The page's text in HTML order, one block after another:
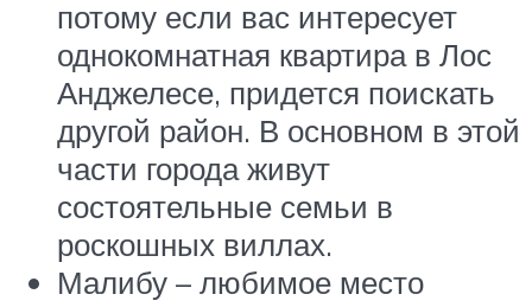
потому если вас интересует
однокомнатная квартира в Лос
Анджелесе, придется поискать
другой район. В основном в этой
части города живут
состоятельные семьи в
роскошных виллах.
Малибу – любимое место